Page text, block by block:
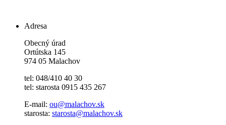
Adresa
Obecný úrad
Ortútska 145
974 05 Malachov
tel: 048/410 40 30
tel: starosta 0915 435 267
E-mail: ou@malachov.sk
starosta: starosta@malachov.sk